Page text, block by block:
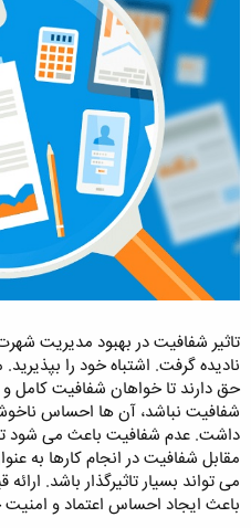
تاثیر شفافیت در بهبود مدیریت
نادیده گرفت. اشتباه خود را
حق دارند تا خواهان شفافیت کامل
شفافیت نباشد، آن ها احساس
داشت. عدم شفافیت باعث می شود تا
مقابل شفافیت در انجام کارها به
می تواند بسیار تاثیرگذار باشد.
باعث ایجاد احساس اعتماد و